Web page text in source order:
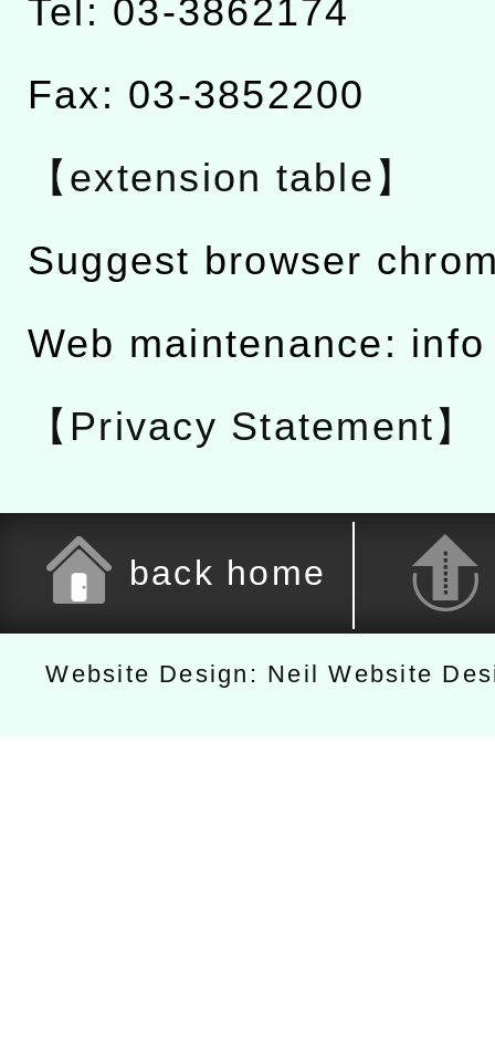
Tel: 03-3862174
Fax: 03-3852200
【extension table】
Suggest browser
Web maintenance:
【Privacy Statement】
back home
Website Design: Neil Website